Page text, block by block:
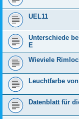
UEL11
Unterschiede
E
Wieviele
Leuchtfarbe
Datenblatt für